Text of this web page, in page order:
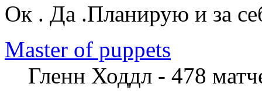
Ок . Да .Планирую и за
Master of рuppets
Гленн Ходдл - 478